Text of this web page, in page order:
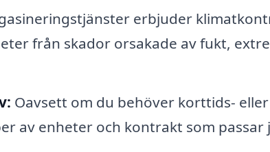
erbjuder
från skador orsakade av fukt,
Oavsett om du behöver korttids-
av enheter och kontrakt som passar